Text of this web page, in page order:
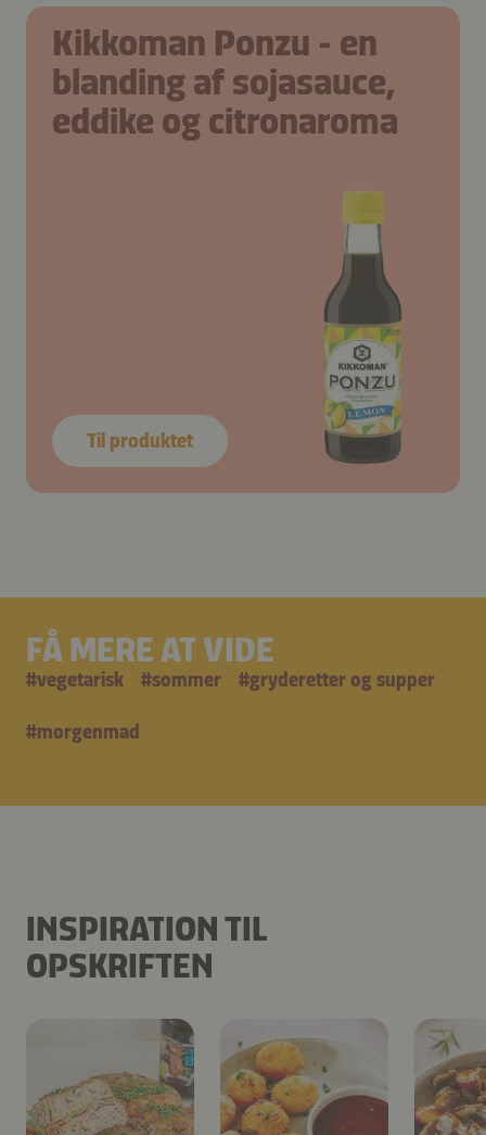
Kikkoman Ponzu - en
blanding af sojasauce,
eddike og citronaroma
Til produktet
FÅ MERE AT VIDE
#vegetarisk #sommer #gryderetter og supper
#morgenmad
INSPIRATION TIL
OPSKRIFTEN